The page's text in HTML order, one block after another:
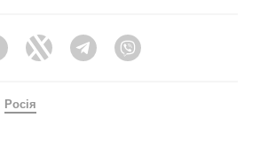
FacebookTwitter Telegram
Росія